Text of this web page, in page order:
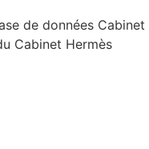
de données Cabinet
Cabinet Hermès